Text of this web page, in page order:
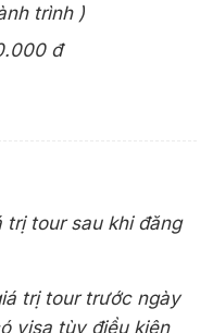
trình )
đ
tour sau khi đăng
trị tour trước ngày
visa tùy điều kiện